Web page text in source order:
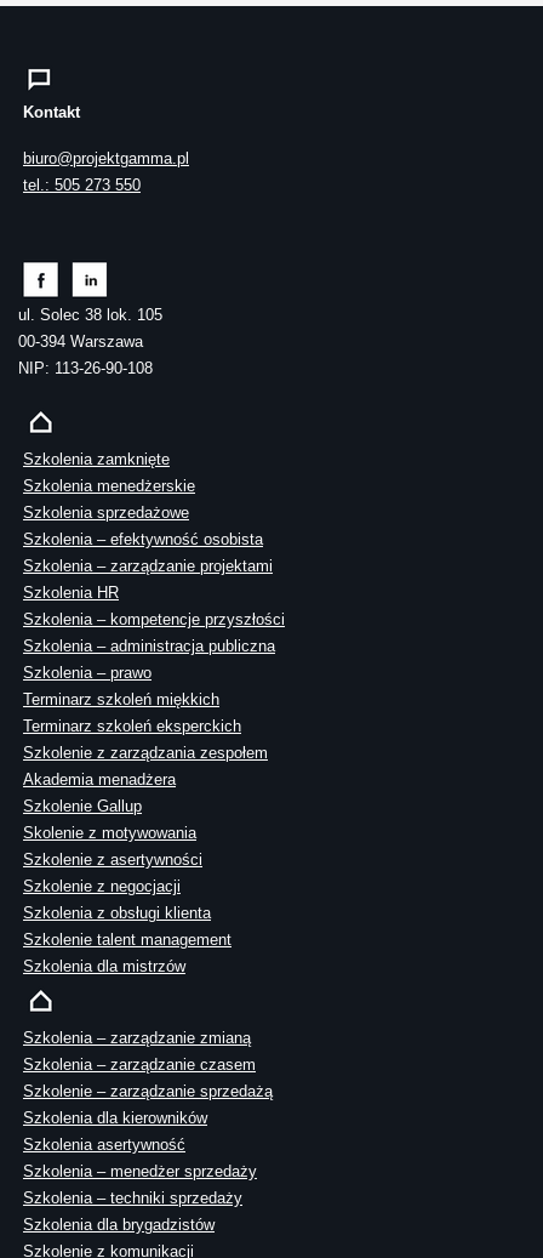
Kontakt
biuro@projektgamma.pl
tel.: 505 273 550
ul. Solec 38 lok. 105
00-394 Warszawa
NIP: 113-26-90-108
Szkolenia zamknięte
Szkolenia menedżerskie
Szkolenia sprzedażowe
Szkolenia – efektywność osobista
Szkolenia – zarządzanie projektami
Szkolenia HR
Szkolenia – kompetencje przyszłości
Szkolenia – administracja publiczna
Szkolenia – prawo
Terminarz szkoleń miękkich
Terminarz szkoleń eksperckich
Szkolenie z zarządzania zespołem
Akademia menadżera
Szkolenie Gallup
Skolenie z motywowania
Szkolenie z asertywności
Szkolenie z negocjacji
Szkolenia z obsługi klienta
Szkolenie talent management
Szkolenia dla mistrzów
Szkolenia – zarządzanie zmianą
Szkolenia – zarządzanie czasem
Szkolenie – zarządzanie sprzedażą
Szkolenia dla kierowników
Szkolenia asertywność
Szkolenia – menedżer sprzedaży
Szkolenia – techniki sprzedaży
Szkolenia dla brygadzistów
Szkolenie z komunikacji